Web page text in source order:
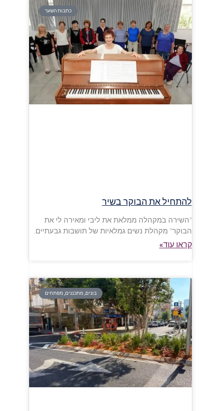
כתבות השער
להתחיל את הבוקר בשיר
"השירה במקהלה ממלאת את ליבי ומאירה לי את
הבוקר" מקהלת נשים גמלאיות של תושבות גבעתיים.
קראו עוד»
בונים, מתכננים, מפתחים